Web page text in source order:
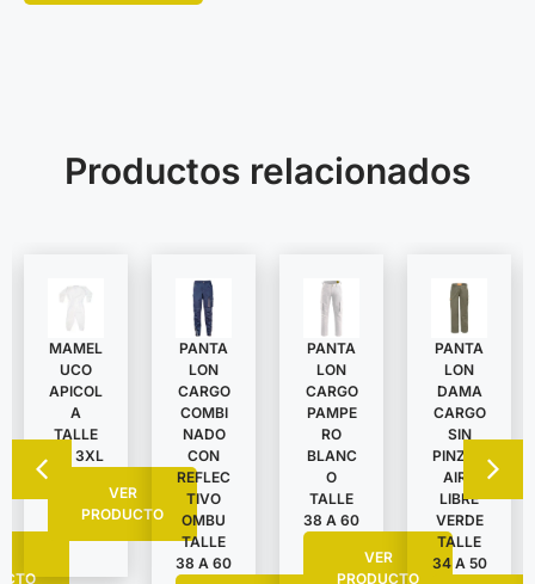
Productos relacionados
MAMEL
UCO
APICOL
A
TALLE
S A 3XL
VER
PRODUCTO
PANTA
LON
CARGO
COMBI
NADO
CON
REFLEC
TIVO
OMBU
TALLE
38 A 60
PANTA
LON
CARGO
PAMPE
RO
BLANC
O
TALLE
38 A 60
VER
PRODUCTO
PANTA
LON
DAMA
CARGO
SIN
PINZAS
AIRE
LIBRE
VERDE
TALLE
34 A 50